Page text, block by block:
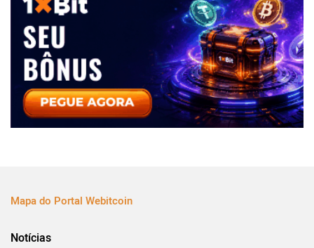
Mapa do Portal Webitcoin
Notícias